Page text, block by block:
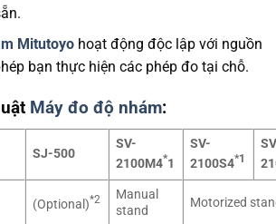
Mitutoyo hoạt động độc lập với nguồn
bạn thực hiện các phép đo tại chỗ.
Máy đo độ nhám:
SJ-500
SV-
2100M4*1
SV-
2100S4*1
(Optional)*2
Manual
stand
Motorized